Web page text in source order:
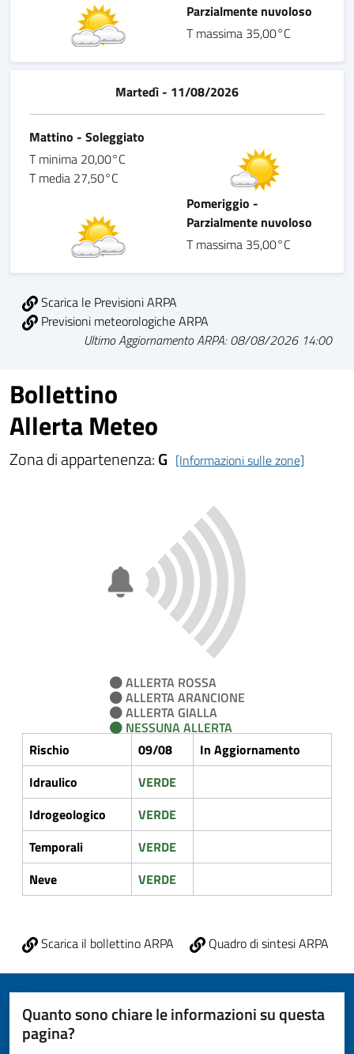
Parzialmente nuvoloso
T massima 35,00°C
Martedì - 11/08/2026
Mattino - Soleggiato
T minima 20,00°C
T media 27,50°C
Pomeriggio -
Parzialmente nuvoloso
T massima 35,00°C
Scarica le Previsioni ARPA
Previsioni meteorologiche ARPA
Ultimo Aggiornamento ARPA: 08/08/2026 14:00
Bollettino
Allerta Meteo
Zona di appartenenza:G [Informazioni sulle zone]
ALLERTA ROSSA
ALLERTA ARANCIONE
ALLERTA GIALLA
NESSUNA ALLERTA
Rischio
09/08
In Aggiornamento
Idraulico
VERDE
Idrogeologico
VERDE
Temporali
VERDE
Neve
VERDE
Scarica il bollettino ARPA Quadro di sintesi ARPA
Quanto sono chiare le informazioni su questa
pagina?